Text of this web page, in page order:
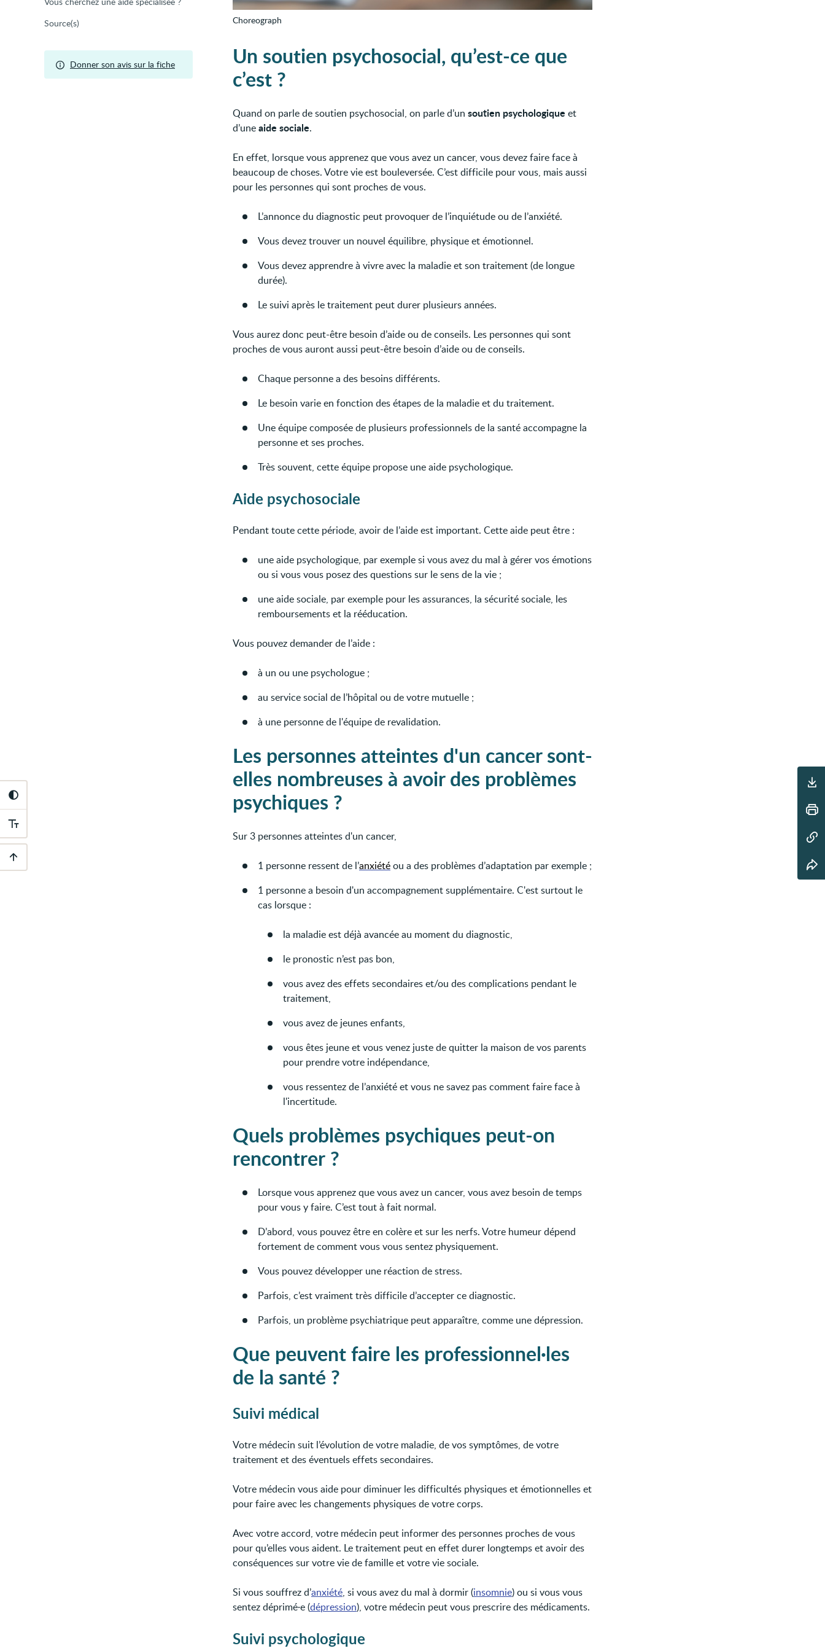
Outils
d'accessibilité
Descendre
Outils
Choreograph
Un soutien psychosocial, qu’est-ce que
c’est ?
Quand on parle de soutien psychosocial, on parle d’un soutien psychologique et
d’uneaide sociale.
En effet, lorsque vous apprenez que vous avez un cancer, vous devez faire face à
beaucoup de choses. Votre vie est bouleversée. C’est difficile pour vous, mais aussi
pour les personnes qui sont proches de vous.
L’annonce du diagnostic peut provoquer de l’inquiétude ou de l’anxiété.
Vous devez trouver un nouvel équilibre, physique et émotionnel.
Vous devez apprendre à vivre avec la maladie et son traitement (de longue
durée).
Le suivi après le traitement peut durer plusieurs années.
Vous aurez donc peut-être besoin d’aide ou de conseils. Les personnes qui sont
proches de vous auront aussi peut-être besoin d’aide ou de conseils.
Chaque personne a des besoins différents.
Le besoin varie en fonction des étapes de la maladie et du traitement.
Une équipe composée de plusieurs professionnels de la santé accompagne la
personne et ses proches.
Très souvent, cette équipe propose une aide psychologique.
Aide psychosociale
Pendant toute cette période, avoir de l’aide est important. Cette aide peut être :
une aide psychologique, par exemple si vous avez du mal à gérer vos émotions
ou si vous vous posez des questions sur le sens de la vie ;
une aide sociale, par exemple pour les assurances, la sécurité sociale, les
remboursements et la rééducation.
Vous pouvez demander de l’aide :
à un ou une psychologue ;
au service social de l’hôpital ou de votre mutuelle ;
à une personne de l'équipe de revalidation.
Les personnes atteintes d'un cancer sont-
elles nombreuses à avoir des problèmes
psychiques ?
Sur 3 personnes atteintes d'un cancer,
1 personne ressent de l’anxiétéou a des problèmes d’adaptation par exemple ;
1 personne a besoin d'un accompagnement supplémentaire. C'est surtout le
cas lorsque :
la maladie est déjà avancée au moment du diagnostic,
le pronostic n’est pas bon,
vous avez des effets secondaires et/ou des complications pendant le
traitement,
vous avez de jeunes enfants,
vous êtes jeune et vous venez juste de quitter la maison de vos parents
pour prendre votre indépendance,
vous ressentez de l’anxiété et vous ne savez pas comment faire face à
l'incertitude.
Quels problèmes psychiques peut-on
rencontrer ?
Lorsque vous apprenez que vous avez un cancer, vous avez besoin de temps
pour vous y faire. C’est tout à fait normal.
D’abord, vous pouvez être en colère et sur les nerfs. Votre humeur dépend
fortement de comment vous vous sentez physiquement.
Vous pouvez développer une réaction de stress.
Parfois, c’est vraiment très difficile d’accepter ce diagnostic.
Parfois, un problème psychiatrique peut apparaître, comme une dépression.
Que peuvent faire les professionnel·les
de la santé ?
Suivi médical
Votre médecin suit l’évolution de votre maladie, de vos symptômes, de votre
traitement et des éventuels effets secondaires.
Votre médecin vous aide pour diminuer les difficultés physiques et émotionnelles et
pour faire avec les changements physiques de votre corps.
Avec votre accord, votre médecin peut informer des personnes proches de vous
pour qu’elles vous aident. Le traitement peut en effet durer longtemps et avoir des
conséquences sur votre vie de famille et votre vie sociale.
Si vous souffrez d’anxiété, si vous avez du mal à dormir (insomnie) ou si vous vous
sentez déprimé·e (dépression), votre médecin peut vous prescrire des médicaments.
Suivi psychologique
Source(s)
Donner son avis sur la fiche